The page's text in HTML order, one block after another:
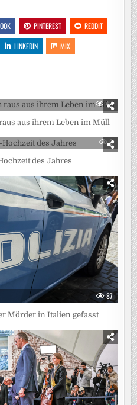
PINTEREST
REDDIT
LINKEDIN MIX
48
aus ihrem Leben im Müll
6
des Jahres
87
Mörder in Italien gefasst